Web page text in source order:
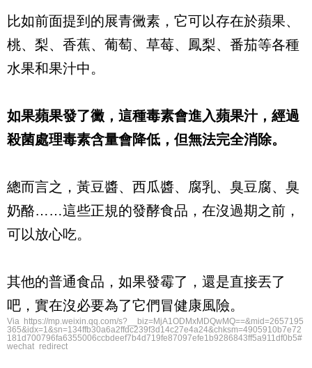
比如前面提到的展青黴素，它可以存在於蘋果、
桃、梨、香蕉、葡萄、草莓、鳳梨、番茄等各種
水果和果汁中。
如果蘋果發了黴，這種毒素會進入蘋果汁，經過
殺菌處理毒素含量會降低，但無法完全消除。
總而言之，黃豆醬、西瓜醬、腐乳、臭豆腐、臭
奶酪……這些正規的發酵食品，在沒過期之前，
可以放心吃。
其他的普通食品，如果發霉了，還是直接丟了
吧，實在沒必要為了它們冒健康風險。
Via https://mp.weixin.qq.com/s?__biz=MjA1ODMxMDQwMQ==&mid=2657195
365&idx=1&sn=134ffb30a6a2ffdc239f3d14c27e4a24&chksm=4905910b7e72
181d700796fa6355006ccbdeef7b4d719fe87097efe1b9286843ff5a911df0b5#
wechat_redirect